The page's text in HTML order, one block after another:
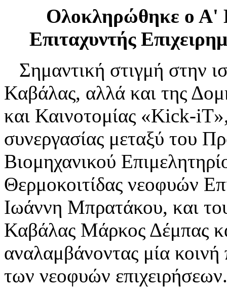
Ολοκληρώθηκε ο Α'
Επιταχυντής
Σημαντική στιγμή στην
Καβάλας, αλλά και της
και Καινοτομίας «Kick-
συνεργασίας μεταξύ του
Βιομηχανικού
Θερμοκοιτίδας νεοφυών
Ιωάννη Μπρατάκου, και
Καβάλας Μάρκος Δέμπας
αναλαμβάνοντας μία
των νεοφυών επιχειρήσεων.